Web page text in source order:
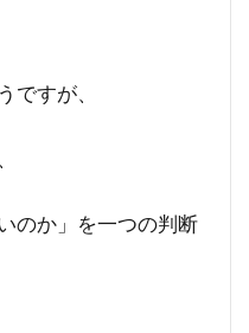
ですが、
のか」を一つの判断